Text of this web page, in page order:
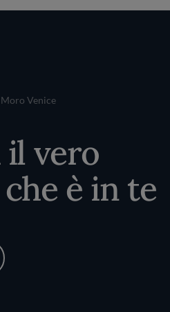
Moro Venice
il vero
è in te